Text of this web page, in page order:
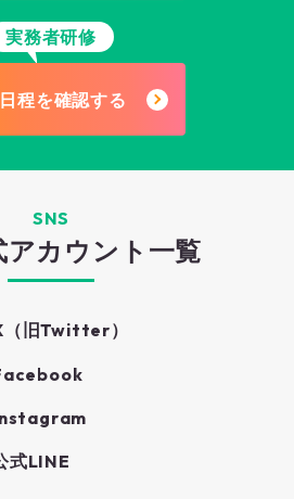
実務者研修
程を確認する
SNS
アカウント一覧
式LINE
（旧Twitter）